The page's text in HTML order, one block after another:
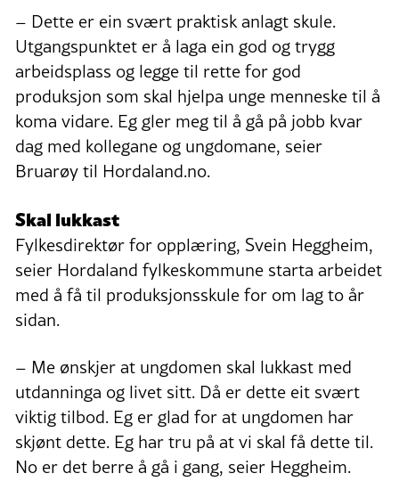
– Dette er ein svært praktisk anlagt skule.
Utgangspunktet er å laga ein god og trygg
arbeidsplass og legge til rette for god
produksjon som skal hjelpa unge menneske til å
koma vidare. Eg gler meg til å gå på jobb kvar
dag med kollegane og ungdomane, seier
Bruarøy til Hordaland.no.
Skal lukkast
Fylkesdirektør for opplæring, Svein Heggheim,
seier Hordaland fylkeskommune starta arbeidet
med å få til produksjonsskule for om lag to år
sidan.
– Me ønskjer at ungdomen skal lukkast med
utdanninga og livet sitt. Då er dette eit svært
viktig tilbod. Eg er glad for at ungdomen har
skjønt dette. Eg har tru på at vi skal få dette til.
No er det berre å gå i gang, seier Heggheim.